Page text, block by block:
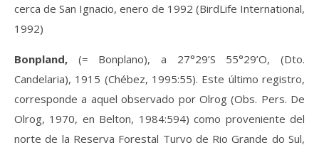
cerca de San Ignacio, enero de 1992 (BirdLife International,
1992)
Bonpland, (= Bonplano), a 27°29’S 55°29’O, (Dto.
Candelaria), 1915 (Chébez, 1995:55). Este último registro,
corresponde a aquel observado por Olrog (Obs. Pers. De
Olrog, 1970, en Belton, 1984:594) como proveniente del
norte de la Reserva Forestal Turvo de Rio Grande do Sul,